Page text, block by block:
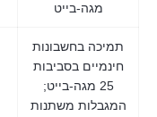
מגה-בייט
תמיכה בחשבונות
חינמיים בסביבות
25 מגה-בייט;
המגבלות משתנות